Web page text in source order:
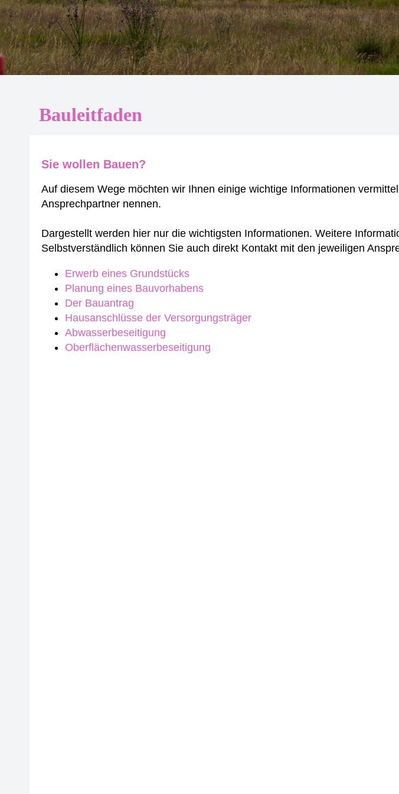
Bauleitfaden
Sie wollen Bauen?
Auf diesem Wege möchten wir Ihnen einige wichtige Informationen
Ansprechpartner nennen.
Dargestellt werden hier nur die wichtigsten Informationen. Weitere
Selbstverständlich können Sie auch direkt Kontakt mit den jeweiligen
Erwerb eines Grundstücks
Planung eines Bauvorhabens
Der Bauantrag
Hausanschlüsse der Versorgungsträger
Abwasserbeseitigung
Oberflächenwasserbeseitigung